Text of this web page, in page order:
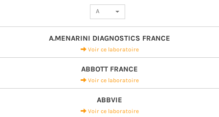
2014
A
A.MENARINI DIAGNOSTICS FRANCE
Voir ce laboratoire
ABBOTT FRANCE
Voir ce laboratoire
ABBVIE
Voir ce laboratoire